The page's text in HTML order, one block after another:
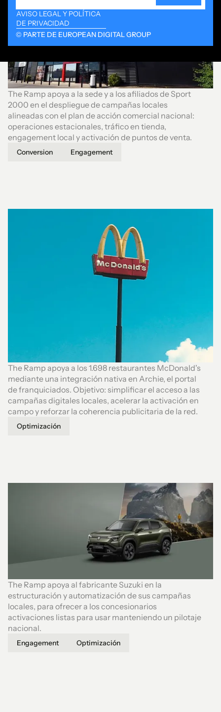
The Ramp apoya a la sede y a los afiliados de Sport
2000 en el despliegue de campañas locales
alineadas con el plan de acción comercial nacional:
operaciones estacionales, tráfico en tienda,
engagement local y activación de puntos de venta.
Conversion Engagement
The Ramp apoya a los 1.698 restaurantes McDonald's
mediante una integración nativa en Archie, el portal
de franquiciados. Objetivo: simplificar el acceso a las
campañas digitales locales, acelerar la activación en
campo y reforzar la coherencia publicitaria de la red.
Optimización
The Ramp apoya al fabricante Suzuki en la
estructuración y automatización de sus campañas
locales, para ofrecer a los concesionarios
activaciones listas para usar manteniendo un pilotaje
nacional.
Engagement Optimización
AVISO LEGAL Y POLÍTICA
DE PRIVACIDAD
© PARTE DE EUROPEAN DIGITAL GROUP